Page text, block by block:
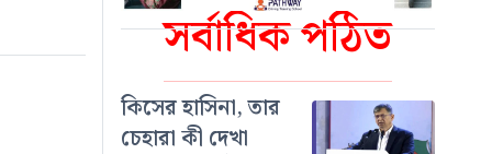
সর্বাধিক পঠিত
কিসের হাসিনা, তার
চেহারা কী দেখা